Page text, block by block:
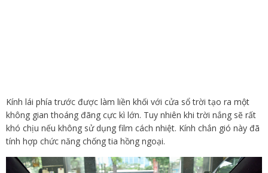
Kính lái phía trước được làm liền khối với cửa sổ trời tạo ra một
không gian thoáng đãng cực kì lớn. Tuy nhiên khi trời nắng sẽ rất
khó chịu nếu không sử dụng film cách nhiệt. Kính chắn gió này đã
tính hợp chức năng chống tia hồng ngoại.